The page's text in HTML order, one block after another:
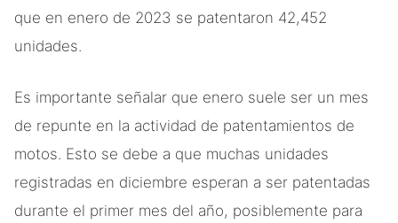
que en enero de 2023 se patentaron 42,452
unidades.
Es importante señalar que enero suele ser un mes
de repunte en la actividad de patentamientos de
motos. Esto se debe a que muchas unidades
registradas en diciembre esperan a ser patentadas
durante el primer mes del año, posiblemente para